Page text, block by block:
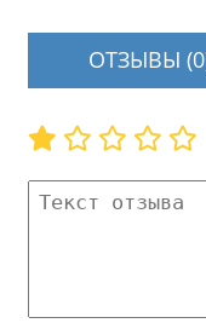
ОТЗЫВЫ